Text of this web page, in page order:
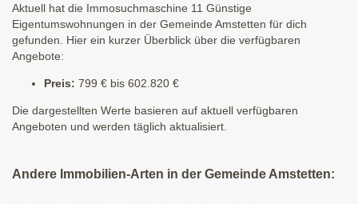
Aktuell hat die Immosuchmaschine 11 Günstige
Eigentumswohnungen in der Gemeinde Amstetten für dich
gefunden. Hier ein kurzer Überblick über die verfügbaren
Angebote:
Preis: 799 € bis 602.820 €
Die dargestellten Werte basieren auf aktuell verfügbaren
Angeboten und werden täglich aktualisiert.
Andere Immobilien-Arten in der Gemeinde Amstetten: